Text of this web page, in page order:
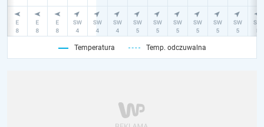
Temperatura Temp. odczuwalna